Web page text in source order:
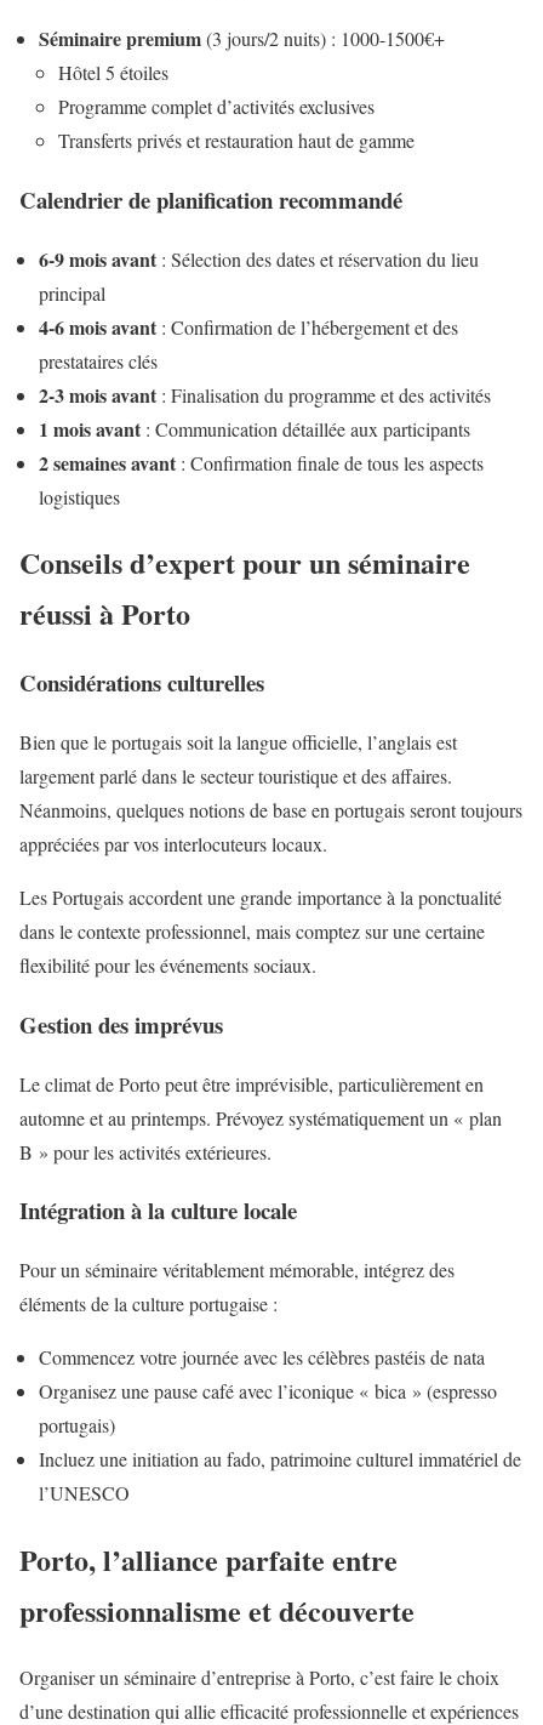
Séminaire premium(3 jours/2 nuits) : 1000-1500€+
Hôtel 5 étoiles
Programme complet d’activités exclusives
Transferts privés et restauration haut de gamme
Calendrier de planification recommandé
6-9 mois avant : Sélection des dates et réservation du lieu
principal
4-6 mois avant : Confirmation de l’hébergement et des
prestataires clés
2-3 mois avant : Finalisation du programme et des activités
1 mois avant : Communication détaillée aux participants
2 semaines avant : Confirmation finale de tous les aspects
logistiques
Conseils d’expert pour un séminaire
réussi à Porto
Considérations culturelles
Bien que le portugais soit la langue officielle, l’anglais est
largement parlé dans le secteur touristique et des affaires.
Néanmoins, quelques notions de base en portugais seront toujours
appréciées par vos interlocuteurs locaux.
Les Portugais accordent une grande importance à la ponctualité
dans le contexte professionnel, mais comptez sur une certaine
flexibilité pour les événements sociaux.
Gestion des imprévus
Le climat de Porto peut être imprévisible, particulièrement en
automne et au printemps. Prévoyez systématiquement un « plan
B » pour les activités extérieures.
Intégration à la culture locale
Pour un séminaire véritablement mémorable, intégrez des
éléments de la culture portugaise :
Commencez votre journée avec les célèbres pastéis de nata
Organisez une pause café avec l’iconique « bica » (espresso
portugais)
Incluez une initiation au fado, patrimoine culturel immatériel de
l’UNESCO
Porto, l’alliance parfaite entre
professionnalisme et découverte
Organiser un séminaire d’entreprise à Porto, c’est faire le choix
d’une destination qui allie efficacité professionnelle et expériences